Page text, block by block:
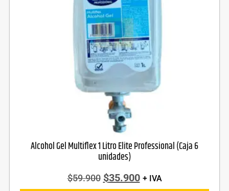
Alcohol Gel Multiflex 1 Litro Elite Professional (Caja 6
unidades)
$59.900 $35.900 + IVA